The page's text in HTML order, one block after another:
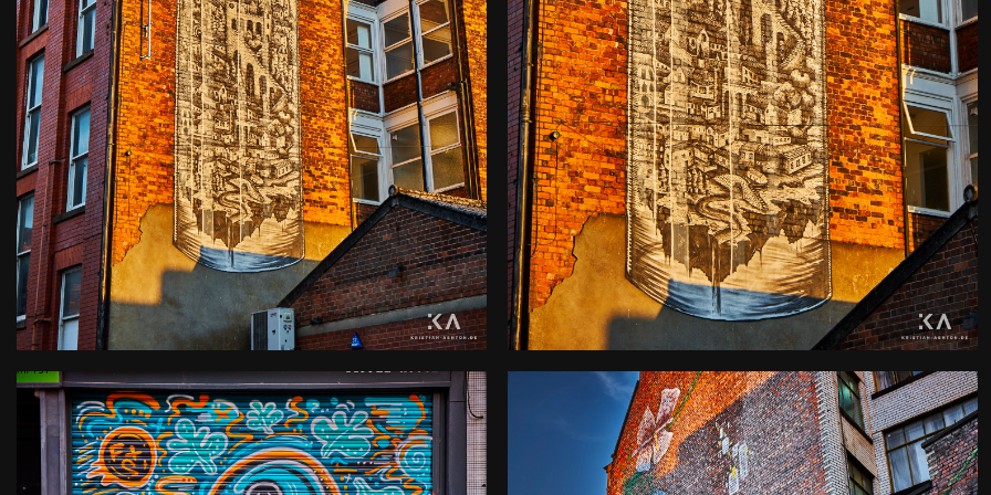
Manchester wall art
Kamera : X-T2 |Blende: f/9 |Brennweite: 35.8mm |
Belichtungszeit : 1/100s |ISO: ISO-200
Manchester wall art
Kamera: X-T2 |Blende: f/9 |Brennweite: 55mm |
Belichtungszeit: 1/125s |ISO: ISO-200
0 0